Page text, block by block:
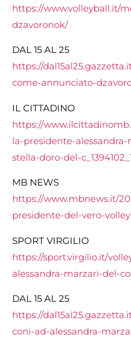
https://www.volleyball.it/
dzavoronok/
DAL 15 AL 25
https://
come-annunciato-
IL CITTADINO
https://
la-presidente-
stella-doro-del-
MB NEWS
https://www.mbnews.it/
presidente-del-vero-
SPORT VIRGILIO
https://sport.virgilio.it/
alessandra-marzari-del-
DAL 15 AL 25
https://
coni-ad-alessandra-